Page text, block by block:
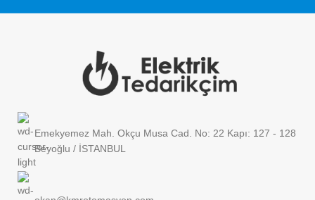
Emekyemez Mah. Okçu Musa Cad. No: 22 Kapı: 127 - 128
Beyoğlu / İSTANBUL